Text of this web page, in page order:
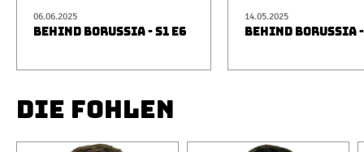
06.06.2025
BEHIND BORUSSIA - S1 E6
14.05.2025
BEHIND BORUSSIA
DIE FOHLEN